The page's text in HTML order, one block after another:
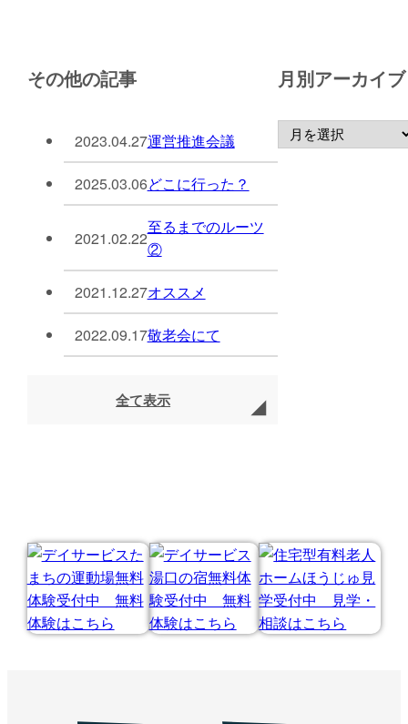
その他の記事
2023.04.27運営推進会議
2025.03.06どこに行った？
2021.02.22
至るまでのルーツ
②
2021.12.27オススメ
2022.09.17敬老会にて
全て表示
月別アーカイブ